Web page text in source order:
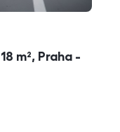
m², Praha -